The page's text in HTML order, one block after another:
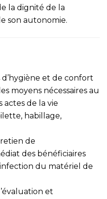
la dignité de la
son autonomie.
d’hygiène et de confort
moyens nécessaires au
de la vie
habillage,
de
des bénéficiaires
du matériel de
et